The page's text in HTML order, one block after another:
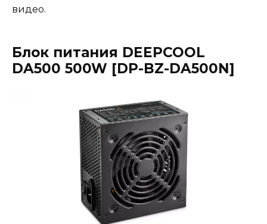
видео.
Блок питания DEEPCOOL
DA500 500W [DP-BZ-DA500N]